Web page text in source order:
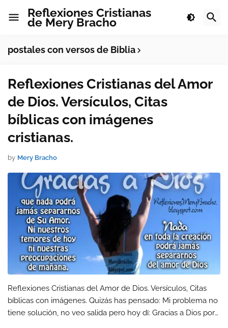
Reflexiones Cristianas
de Mery Bracho
postales con versos de Biblia
Reflexiones Cristianas del Amor
de Dios. Versículos, Citas
bíblicas con imágenes
cristianas.
by Mery Bracho
Reflexiones Cristianas del Amor de Dios. Versículos, Citas
bíblicas con imágenes. Quizás has pensado: Mi problema no
tiene solución, no veo salida pero hoy dï: Gracias a Dios por